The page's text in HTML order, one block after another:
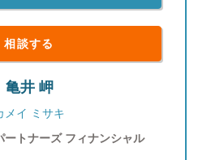
相談する
亀井 岬
メイ ミサキ
ートナーズ フィナンシャル